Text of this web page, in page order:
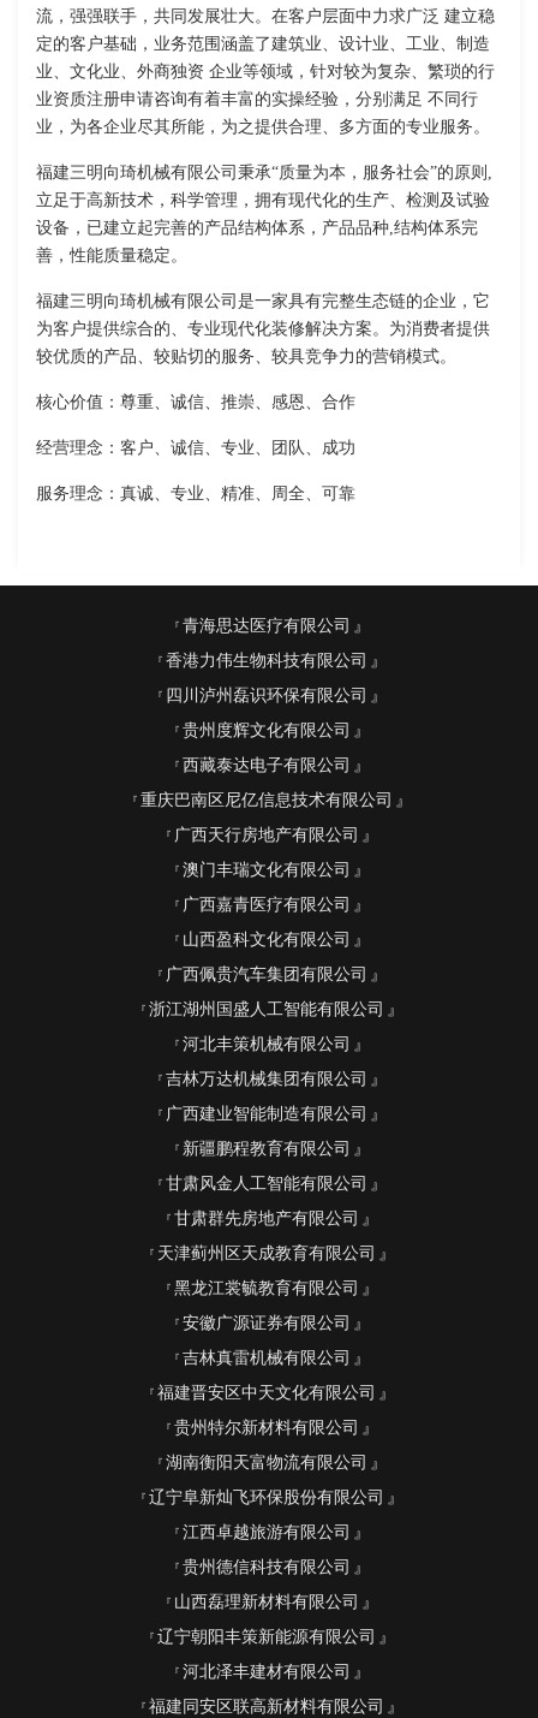
流，强强联手，共同发展壮大。在客户层面中力求广泛 建立稳
定的客户基础，业务范围涵盖了建筑业、设计业、工业、制造
业、文化业、外商独资 企业等领域，针对较为复杂、繁琐的行
业资质注册申请咨询有着丰富的实操经验，分别满足 不同行
业，为各企业尽其所能，为之提供合理、多方面的专业服务。
福建三明向琦机械有限公司秉承“质量为本，服务社会”的原则,
立足于高新技术，科学管理，拥有现代化的生产、检测及试验
设备，已建立起完善的产品结构体系，产品品种,结构体系完
善，性能质量稳定。
福建三明向琦机械有限公司是一家具有完整生态链的企业，它
为客户提供综合的、专业现代化装修解决方案。为消费者提供
较优质的产品、较贴切的服务、较具竞争力的营销模式。
核心价值：尊重、诚信、推崇、感恩、合作
经营理念：客户、诚信、专业、团队、成功
服务理念：真诚、专业、精准、周全、可靠
青海思达医疗有限公司
香港力伟生物科技有限公司
四川泸州磊识环保有限公司
贵州度辉文化有限公司
西藏泰达电子有限公司
重庆巴南区尼亿信息技术有限公司
广西天行房地产有限公司
澳门丰瑞文化有限公司
广西嘉青医疗有限公司
山西盈科文化有限公司
广西佩贵汽车集团有限公司
浙江湖州国盛人工智能有限公司
河北丰策机械有限公司
吉林万达机械集团有限公司
广西建业智能制造有限公司
新疆鹏程教育有限公司
甘肃风金人工智能有限公司
甘肃群先房地产有限公司
天津蓟州区天成教育有限公司
黑龙江裳毓教育有限公司
安徽广源证券有限公司
吉林真雷机械有限公司
福建晋安区中天文化有限公司
贵州特尔新材料有限公司
湖南衡阳天富物流有限公司
辽宁阜新灿飞环保股份有限公司
江西卓越旅游有限公司
贵州德信科技有限公司
山西磊理新材料有限公司
辽宁朝阳丰策新能源有限公司
河北泽丰建材有限公司
福建同安区联高新材料有限公司